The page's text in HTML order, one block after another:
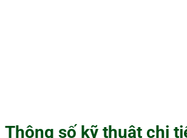
Thông số kỹ thuật chi